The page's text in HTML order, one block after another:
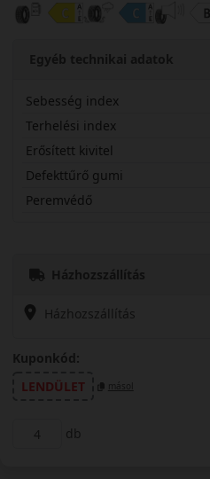
Egyéb technikai adatok
Sebesség index
Terhelési index
Erősített kivitel
Defekttűrő gumi
Peremvédő
Házhozszállítás
Házhozszállítás
Kuponkód:
LENDÜLET
másol
db